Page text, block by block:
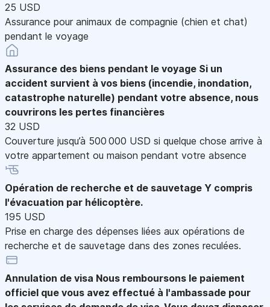
25 USD
Assurance pour animaux de compagnie (chien et chat)
pendant le voyage
Assurance des biens pendant le voyage Si un
accident survient à vos biens (incendie, inondation,
catastrophe naturelle) pendant votre absence, nous
couvrirons les pertes financières
32 USD
Couverture jusqu’à 500 000 USD si quelque chose arrive à
votre appartement ou maison pendant votre absence
Opération de recherche et de sauvetage Y compris
l'évacuation par hélicoptère.
195 USD
Prise en charge des dépenses liées aux opérations de
recherche et de sauvetage dans des zones reculées.
Annulation de visa Nous remboursons le paiement
officiel que vous avez effectué à l'ambassade pour